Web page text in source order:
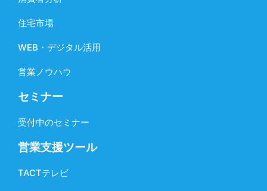
住宅市場
WEB・デジタル活用
営業ノウハウ
セミナー
受付中のセミナー
営業支援ツール
TACTテレビ